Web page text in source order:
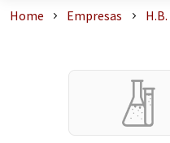
Home Empresas